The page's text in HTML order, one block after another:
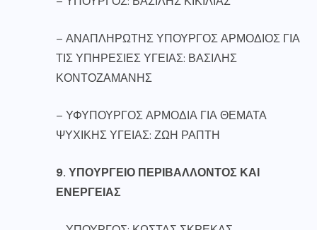
– ΑΝΑΠΛΗΡΩΤΗΣ ΥΠΟΥΡΓΟΣ ΑΡΜΟΔΙΟΣ ΓΙΑ
ΤΙΣ ΥΠΗΡΕΣΙΕΣ ΥΓΕΙΑΣ: ΒΑΣΙΛΗΣ
ΚΟΝΤΟΖΑΜΑΝΗΣ
– ΥΦΥΠΟΥΡΓΟΣ ΑΡΜΟΔΙΑ ΓΙΑ ΘΕΜΑΤΑ
ΨΥΧΙΚΗΣ ΥΓΕΙΑΣ: ΖΩΗ ΡΑΠΤΗ
9. ΥΠΟΥΡΓΕΙΟ ΠΕΡΙΒΑΛΛΟΝΤΟΣ ΚΑΙ
ΕΝΕΡΓΕΙΑΣ